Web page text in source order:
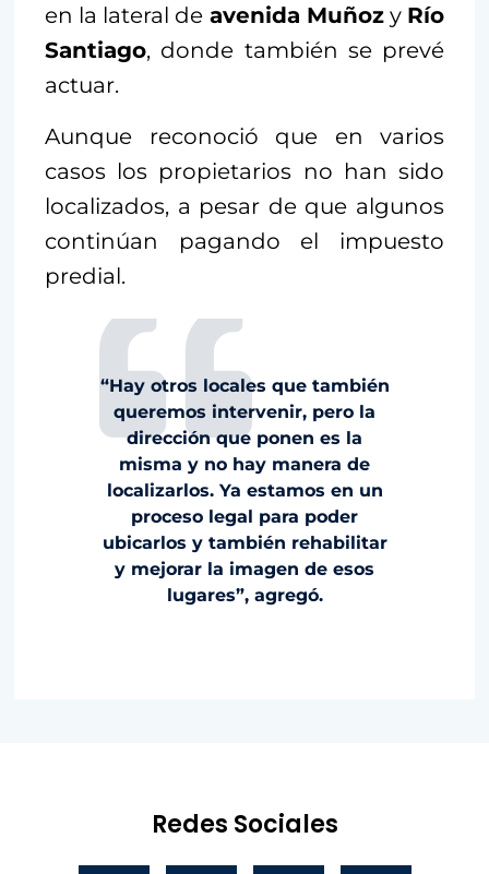
en la lateral de avenida Muñozy Río
Santiago, donde también se prevé
actuar.
Aunque reconoció que en varios
casos los propietarios no han sido
localizados, a pesar de que algunos
continúan pagando el impuesto
predial.
“Hay otros locales que también
queremos intervenir, pero la
dirección que ponen es la
misma y no hay manera de
localizarlos. Ya estamos en un
proceso legal para poder
ubicarlos y también rehabilitar
y mejorar la imagen de esos
lugares”, agregó.
Redes Sociales